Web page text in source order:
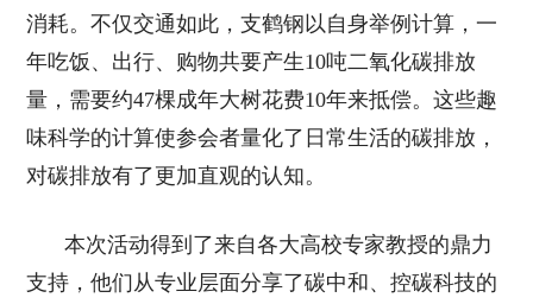
消耗。不仅交通如此，支鹤钢以自身举例计算，一
年吃饭、出行、购物共要产生10吨二氧化碳排放
量，需要约47棵成年大树花费10年来抵偿。这些趣
味科学的计算使参会者量化了日常生活的碳排放，
对碳排放有了更加直观的认知。
本次活动得到了来自各大高校专家教授的鼎力
支持，他们从专业层面分享了碳中和、控碳科技的